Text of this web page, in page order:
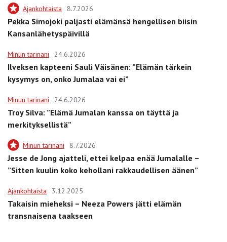
Ajankohtaista 8.7.2026
Pekka Simojoki paljasti elämänsä hengellisen biisin
Kansanlähetyspäivillä
Minun tarinani 24.6.2026
Ilveksen kapteeni Sauli Väisänen: ”Elämän tärkein
kysymys on, onko Jumalaa vai ei”
Minun tarinani 24.6.2026
Troy Silva: ”Elämä Jumalan kanssa on täyttä ja
merkityksellistä”
Minun tarinani 8.7.2026
Jesse de Jong ajatteli, ettei kelpaa enää Jumalalle –
”Sitten kuulin koko kehollani rakkaudellisen äänen”
Ajankohtaista 3.12.2025
Takaisin mieheksi – Neeza Powers jätti elämän
transnaisena taakseen